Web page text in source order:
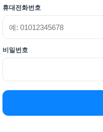
휴대전화번호
비밀번호